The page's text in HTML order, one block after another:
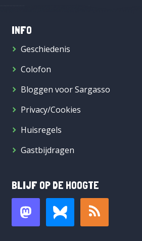
INFO
Geschiedenis
Colofon
Bloggen voor Sargasso
Privacy/Cookies
Huisregels
Gastbijdragen
BLIJF OP DE HOOGTE